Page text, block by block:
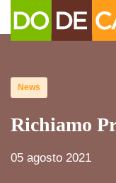
News
Richiamo
05 agosto 2021